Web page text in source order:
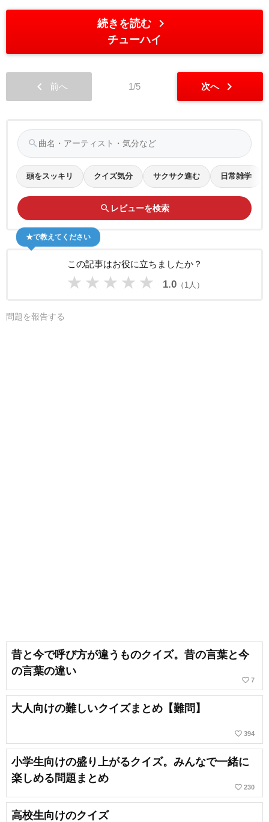
続きを読む chevron_right
チューハイ
chevron_left 前へ 1/5 次へ chevron_right
search
頭をスッキリ クイズ気分 サクサク進む 日常雑学
search レビューを検索
この記事はお役に立ちましたか？
★ ★ ★ ★ ★ 1.0（1人）
★で教えてください
問題を報告する
昔と今で呼び方が違うものクイズ。昔の言葉と今
の言葉の違い
favorite_border 7
大人向けの難しいクイズまとめ【難問】
favorite_border 394
小学生向けの盛り上がるクイズ。みんなで一緒に
楽しめる問題まとめ
favorite_border 230
高校生向けのクイズ